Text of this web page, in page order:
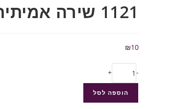
1121 שירה אמיתית (בשלח)…
₪10
-
+
הוספה לסל